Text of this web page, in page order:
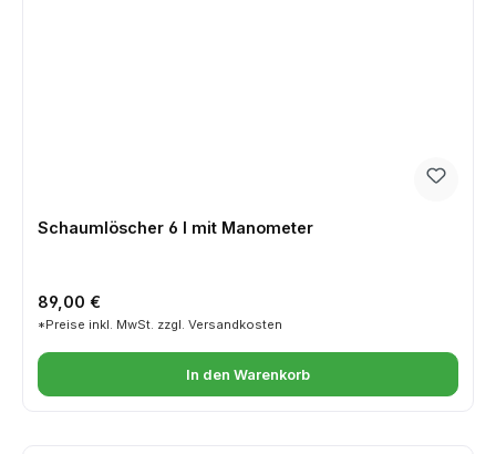
Schaumlöscher 6 l mit Manometer
Regulärer Preis:
89,00 €
*Preise inkl. MwSt. zzgl. Versandkosten
In den Warenkorb